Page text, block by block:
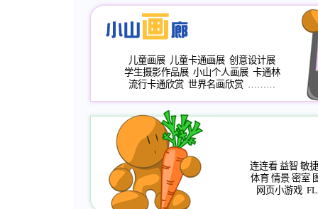
儿童画展 儿童卡通画展 创意设计展
学生摄影作品展 小山个人画展 卡通林
流行卡通欣赏 世界名画欣赏 ………
连连看 益智 敏捷
体育 情景 密室
网页小游戏